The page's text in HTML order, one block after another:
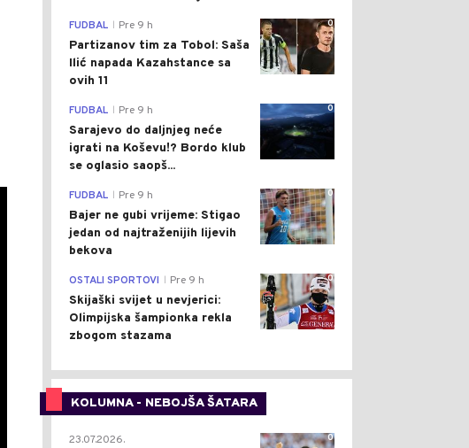
0
FUDBAL Pre 9 h
Partizanov tim za Tobol: Saša
Ilić napada Kazahstance sa
ovih 11
0
FUDBAL Pre 9 h
Sarajevo do daljnjeg neće
igrati na Koševu!? Bordo klub
se oglasio saopš...
0
FUDBAL Pre 9 h
Bajer ne gubi vrijeme: Stigao
jedan od najtraženijih lijevih
bekova
0
OSTALI SPORTOVI Pre 9 h
Skijaški svijet u nevjerici:
Olimpijska šampionka rekla
zbogom stazama
KOLUMNA - NEBOJŠA ŠATARA
0
23.07.2026.